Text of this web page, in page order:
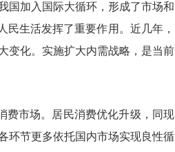
加入国际大循环，形成了市场和
生活发挥了重要作用。近几年，
变化。实施扩大内需战略，是当前
市场。居民消费优化升级，同现
环节更多依托国内市场实现良性循